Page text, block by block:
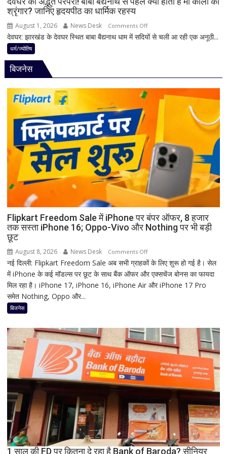
मानी
शिव
की
श्रृंगार? जानिए हृदयपीठ का धार्मिक रहस्य
August 1, 2026 News Desk Comments Offon
देवघर
बैद्यनाथ
होता
है
मां
काली
का
श्रृंगार?
हृदयपीठ
का
रहस्य
देवघर: झारखंड के देवघर स्थित बाबा बैद्यनाथ धाम में सदियों से चली आ रही एक अनूठी...
धर्म/ज्योतिष
बिजनेस
Flipkart Freedom Sale में iPhone पर बंपर ऑफर, 8 हजार
तक सस्ता iPhone 16; Oppo-Vivo और Nothing पर भी बड़ी
छूट
August 8, 2026 News Desk Comments Offon
Flipkart
Freedom
Sale
बंपर
ऑफर,
8
हजार
सस्ता
16;
Oppo-
Vivo
और
Nothing
नई दिल्ली: Flipkart Freedom Sale अब सभी ग्राहकों के लिए शुरू हो गई है। सेल
में iPhone के कई मॉडल्स पर छूट के साथ बैंक ऑफर और एक्सचेंज बोनस का फायदा
मिल रहा है। iPhone 17, iPhone 16, iPhone Air और iPhone 17 Pro
समेत Nothing, Oppo और...
बिजनेस
1 साल की FD पर कितना दे रहा है Bank of Baroda? सीनियर